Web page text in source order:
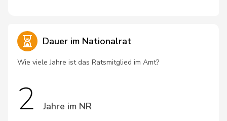
Dauer im Nationalrat
Wie viele Jahre ist das Ratsmitglied im Amt?
2 Jahre im NR